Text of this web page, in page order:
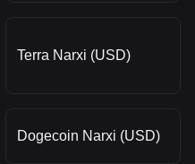
Terra Narxi (USD)
Dogecoin Narxi (USD)